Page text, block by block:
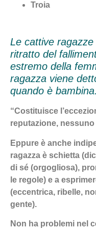
Troia
Le cattive
ritratto del
estremo della
ragazza viene
quando è bambina.
“Costituisce
reputazione,
Eppure è anche
ragazza è schietta
di sé (orgogliosa),
le regole) e a
(eccentrica, ribelle,
gente).
Non ha problemi nel